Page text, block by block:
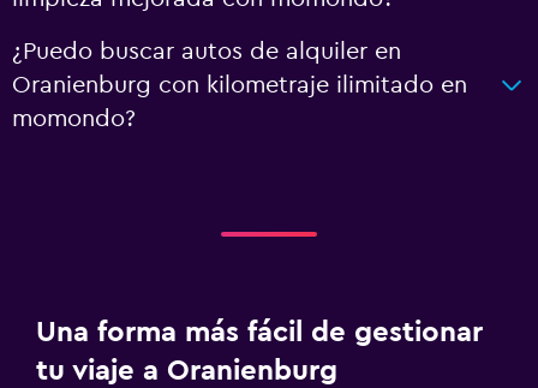
¿Puedo buscar autos de alquiler en
Oranienburg con kilometraje ilimitado en
momondo?
Una forma más fácil de gestionar
tu viaje a Oranienburg